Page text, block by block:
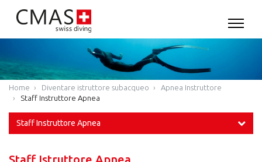
Home Diventare istruttore subacqueo
Apnea Instruttore
Staff Instruttore Apnea
Staff Instruttore Apnea
Staff Istruttore Apnea